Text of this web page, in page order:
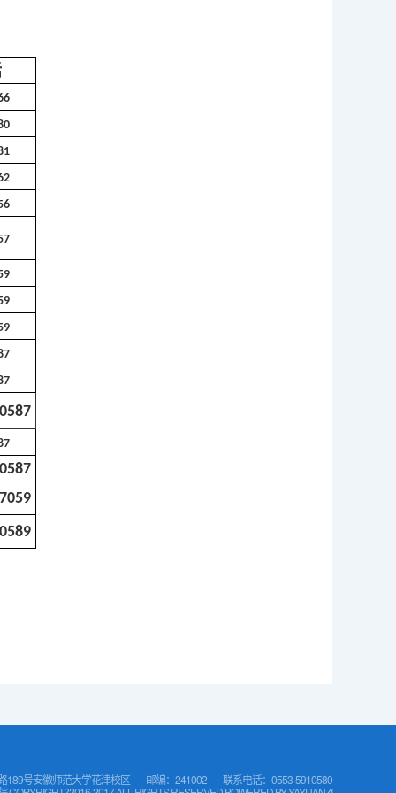
0
1
87
87
189号安徽师范大学花津校区 邮编：241002
联系电话：0553-5910580